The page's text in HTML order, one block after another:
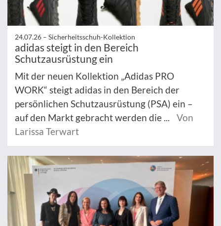
24.07.26 – Sicherheitsschuh-Kollektion
adidas steigt in den Bereich
Schutzausrüstung ein
Mit der neuen Kollektion „Adidas PRO
WORK“ steigt adidas in den Bereich der
persönlichen Schutzausrüstung (PSA) ein –
auf den Markt gebracht werden die ...
Von
Larissa Terwart